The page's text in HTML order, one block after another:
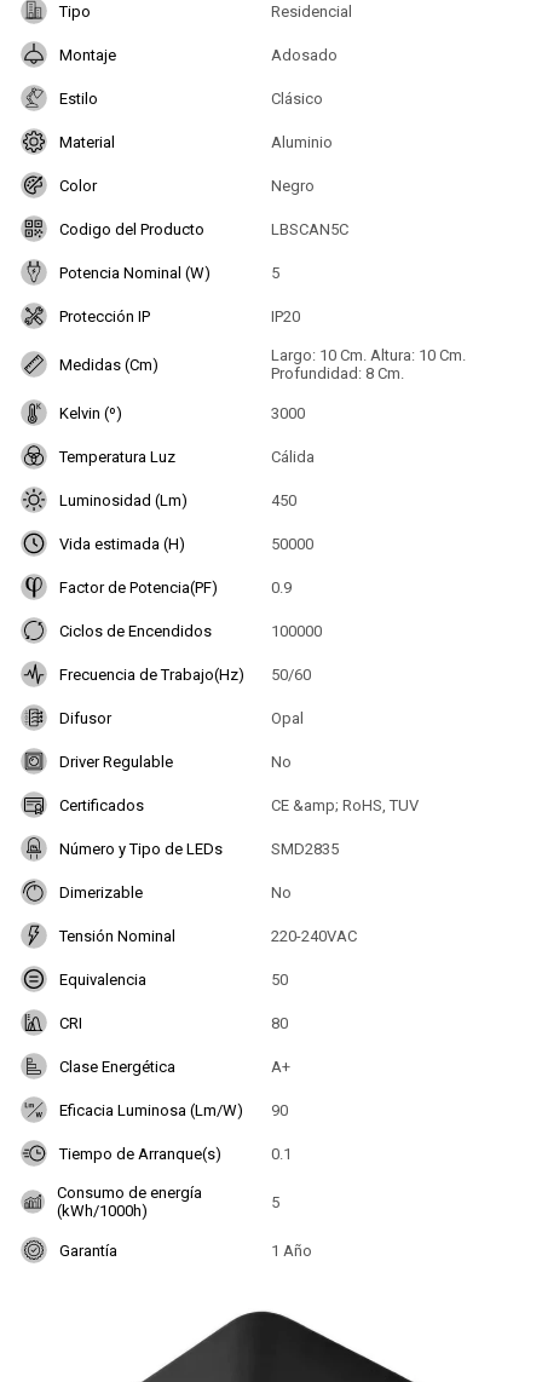
Tipo Residencial
Montaje Adosado
Estilo Clásico
Material Aluminio
Color Negro
Codigo del Producto LBSCAN5C
Potencia Nominal (W) 5
Protección IP IP20
Medidas (Cm)
Largo: 10 Cm. Altura: 10 Cm.
Profundidad: 8 Cm.
Kelvin (º) 3000
Temperatura Luz Cálida
Luminosidad (Lm) 450
Vida estimada (H) 50000
Factor de Potencia(PF) 0.9
Ciclos de Encendidos 100000
Frecuencia de Trabajo(Hz) 50/60
Difusor Opal
Driver Regulable No
Certificados CE &amp; RoHS, TUV
Número y Tipo de LEDs SMD2835
Dimerizable No
Tensión Nominal 220-240VAC
Equivalencia 50
CRI 80
Clase Energética A+
Eficacia Luminosa (Lm/W) 90
Tiempo de Arranque(s) 0.1
Consumo de energía
(kWh/1000h)
5
Garantía 1 Año